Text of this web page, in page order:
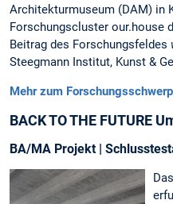
Architekturmuseum (DAM) in
Forschungscluster our.house
Beitrag des Forschungsfeldes
Steegmann Institut, Kunst &
Mehr zum
BACK TO THE FUTURE
BA/MA Projekt |